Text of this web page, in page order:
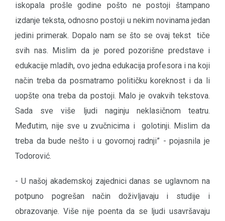
iskopala prošle godine pošto ne postoji štampano
izdanje teksta, odnosno postoji u nekim novinama jedan
jedini primerak. Dopalo nam se što se ovaj tekst tiče
svih nas. Mislim da je pored pozorišne predstave i
edukacije mladih, ovo jedna edukacija profesora i na koji
način treba da posmatramo političku koreknost i da li
uopšte ona treba da postoji. Malo je ovakvih tekstova.
Sada sve više ljudi naginju neklasičnom teatru.
Međutim, nije sve u zvučnicima i golotinji. Mislim da
treba da bude nešto i u govornoj radnji” - pojasnila je
Todorović.
- U našoj akademskoj zajednici danas se uglavnom na
potpuno pogrešan način doživljavaju i studije i
obrazovanje. Više nije poenta da se ljudi usavršavaju